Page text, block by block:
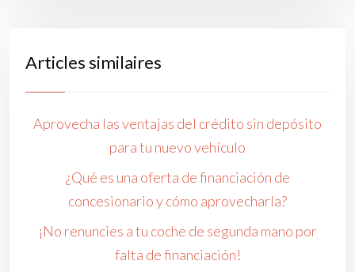
Articles similaires
Aprovecha las ventajas del crédito sin depósito
para tu nuevo vehículo
¿Qué es una oferta de financiación de
concesionario y cómo aprovecharla?
¡No renuncies a tu coche de segunda mano por
falta de financiación!